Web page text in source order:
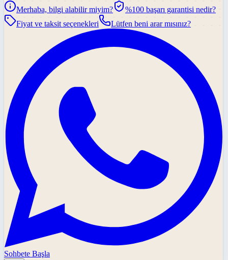
Merhaba, bilgi alabilir miyim?
%100 başarı garantisi nedir?
Fiyat ve taksit seçenekleri
Lütfen beni arar mısınız?
Sohbete Başla